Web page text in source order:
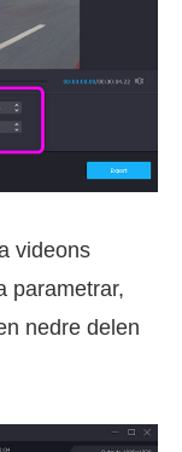
videons
parametrar,
nedre delen